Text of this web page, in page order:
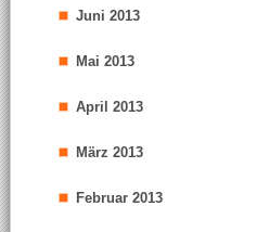
Juni 2013
Mai 2013
April 2013
März 2013
Februar 2013